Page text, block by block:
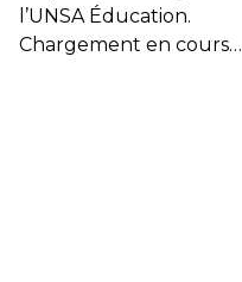
l’UNSA Éducation.
Chargement en cours…